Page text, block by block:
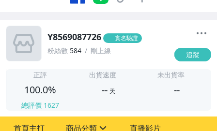
Y8569087726 實名驗證
粉絲數 584 剛上線 追蹤
正評
100.0%
總評價 1627
出貨速度
-- 天
未出貨率
--
首頁主打 商品分類 直播影片